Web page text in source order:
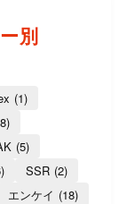
別
(1)
(5)
SSR (2)
エンケイ (18)